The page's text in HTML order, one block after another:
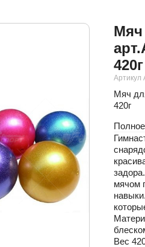
Мяч
420г
Артикул
Мяч
420г
мячом
Вес